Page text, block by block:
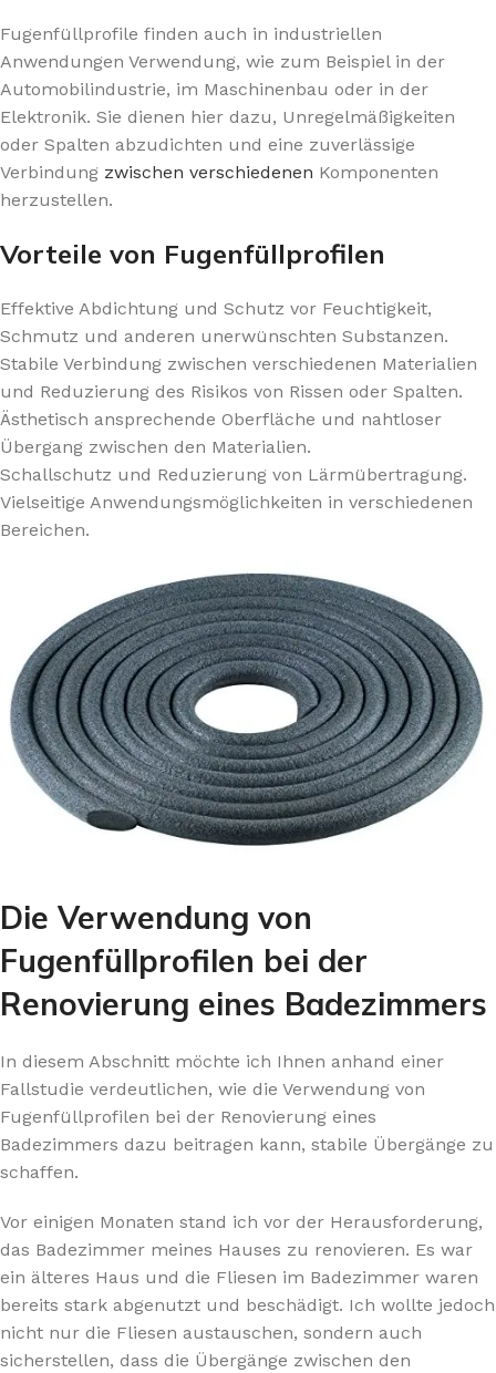
Fugenfüllprofile finden auch in industriellen
Anwendungen Verwendung, wie zum Beispiel in der
Automobilindustrie, im Maschinenbau oder in der
Elektronik. Sie dienen hier dazu, Unregelmäßigkeiten
oder Spalten abzudichten und eine zuverlässige
Verbindung zwischen verschiedenen Komponenten
herzustellen.
Vorteile von Fugenfüllprofilen
Effektive Abdichtung und Schutz vor Feuchtigkeit,
Schmutz und anderen unerwünschten Substanzen.
Stabile Verbindung zwischen verschiedenen Materialien
und Reduzierung des Risikos von Rissen oder Spalten.
Ästhetisch ansprechende Oberfläche und nahtloser
Übergang zwischen den Materialien.
Schallschutz und Reduzierung von Lärmübertragung.
Vielseitige Anwendungsmöglichkeiten in verschiedenen
Bereichen.
Die Verwendung von
Fugenfüllprofilen bei der
Renovierung eines Badezimmers
In diesem Abschnitt möchte ich Ihnen anhand einer
Fallstudie verdeutlichen, wie die Verwendung von
Fugenfüllprofilen bei der Renovierung eines
Badezimmers dazu beitragen kann, stabile Übergänge zu
schaffen.
Vor einigen Monaten stand ich vor der Herausforderung,
das Badezimmer meines Hauses zu renovieren. Es war
ein älteres Haus und die Fliesen im Badezimmer waren
bereits stark abgenutzt und beschädigt. Ich wollte jedoch
nicht nur die Fliesen austauschen, sondern auch
sicherstellen, dass die Übergänge zwischen den